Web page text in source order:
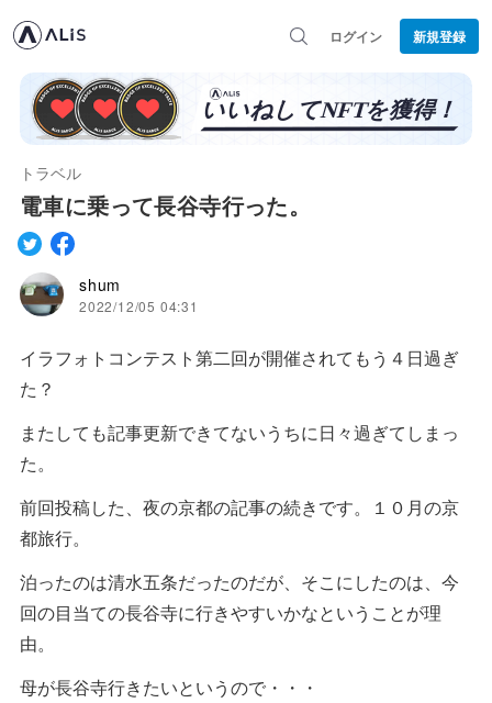
ログイン 新規登録
トラベル
電車に乗って長谷寺行った。
shum
2022/12/05 04:31
イラフォトコンテスト第二回が開催されてもう４日過ぎ
た？
またしても記事更新できてないうちに日々過ぎてしまっ
た。
前回投稿した、夜の京都の記事の続きです。１０月の京
都旅行。
泊ったのは清水五条だったのだが、そこにしたのは、今
回の目当ての長谷寺に行きやすいかなということが理
由。
母が長谷寺行きたいというので・・・